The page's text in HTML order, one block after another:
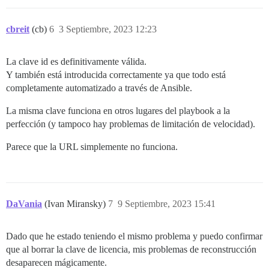
cbreit (cb) 3 Septiembre, 2023 12:23
6
La clave id es definitivamente válida.
Y también está introducida correctamente ya que todo está
completamente automatizado a través de Ansible.
La misma clave funciona en otros lugares del playbook a la
perfección (y tampoco hay problemas de limitación de velocidad).
Parece que la URL simplemente no funciona.
DaVania (Ivan Miransky) 9 Septiembre, 2023 15:41
7
Dado que he estado teniendo el mismo problema y puedo confirmar
que al borrar la clave de licencia, mis problemas de reconstrucción
desaparecen mágicamente.